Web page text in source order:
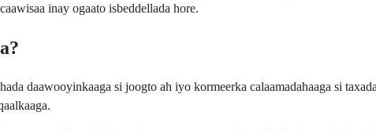
inay ogaato isbeddellada hore.
daawooyinkaaga si joogto ah iyo kormeerka calaamadahaaga si